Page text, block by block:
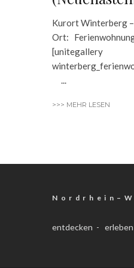
Kurort Winterberg
Ort:
[unitegallery
...
>>> MEHR LESEN
N o r d r h e i n –
entdecken -